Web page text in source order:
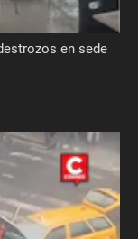
en sede